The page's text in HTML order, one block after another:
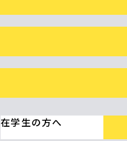
在学生の方へ